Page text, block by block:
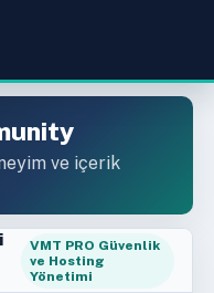
ve içerik
VMT PRO Güvenlik
ve Hosting
Yönetimi